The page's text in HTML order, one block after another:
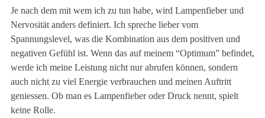
Je nach dem mit wem ich zu tun habe, wird Lampenfieber und
Nervosität anders definiert. Ich spreche lieber vom
Spannungslevel, was die Kombination aus dem positiven und
negativen Gefühl ist. Wenn das auf meinem “Optimum” befindet,
werde ich meine Leistung nicht nur abrufen können, sondern
auch nicht zu viel Energie verbrauchen und meinen Auftritt
geniessen. Ob man es Lampenfieber oder Druck nennt, spielt
keine Rolle.